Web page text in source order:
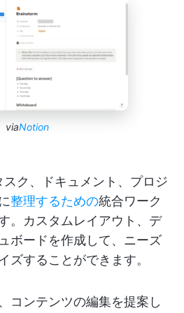
viaNotion
スク、ドキュメント、プロジ
整理するための統合ワーク
。カスタムレイアウト、デ
ボードを作成して、ニーズ
ズすることができます。
コンテンツの編集を提案し